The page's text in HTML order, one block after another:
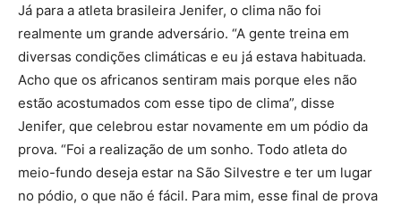
Já para a atleta brasileira Jenifer, o clima não foi
realmente um grande adversário. “A gente treina em
diversas condições climáticas e eu já estava habituada.
Acho que os africanos sentiram mais porque eles não
estão acostumados com esse tipo de clima”, disse
Jenifer, que celebrou estar novamente em um pódio da
prova. “Foi a realização de um sonho. Todo atleta do
meio-fundo deseja estar na São Silvestre e ter um lugar
no pódio, o que não é fácil. Para mim, esse final de prova